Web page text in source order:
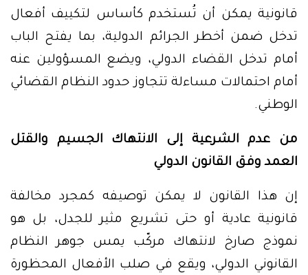
قانونية يمكن أن تُستخدم كأساس لتكييف أفعال
تدخل ضمن أخطر الجرائم الدولية، بما يفتح الباب
أمام تدخل القضاء الدولي، ويضع المسؤولين عنه
أمام احتمالات مساءلة تتجاوز حدود النظام القضائي
الوطني.
من عدم الشرعية إلى الانتهاك الجسيم والقتل
العمد وفق القانون الدولي
إن هذا القانون لا يمكن توصيفه كمجرد مخالفة
قانونية عادية أو حتى تشريع مثير للجدل، بل هو
نموذج صارخ لانتهاك مركّب يمس جوهر النظام
القانوني الدولي، ويقع في صلب الأفعال المحظورة